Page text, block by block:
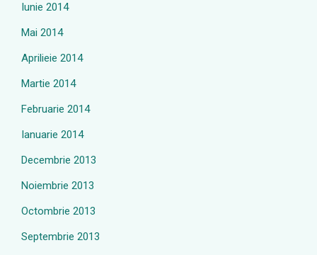
Iunie 2014
Mai 2014
Aprilieie 2014
Martie 2014
Februarie 2014
Ianuarie 2014
Decembrie 2013
Noiembrie 2013
Octombrie 2013
Septembrie 2013